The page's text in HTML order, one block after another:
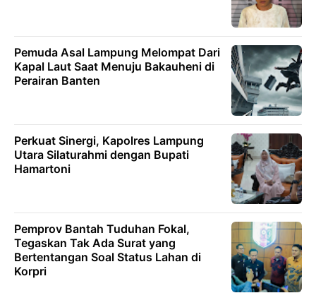
Pemuda Asal Lampung Melompat Dari
Kapal Laut Saat Menuju Bakauheni di
Perairan Banten
Perkuat Sinergi, Kapolres Lampung
Utara Silaturahmi dengan Bupati
Hamartoni
Pemprov Bantah Tuduhan Fokal,
Tegaskan Tak Ada Surat yang
Bertentangan Soal Status Lahan di
Korpri